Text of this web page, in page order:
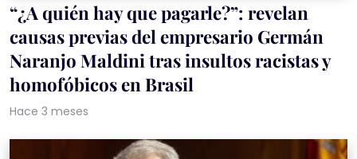
“¿A quién hay que pagarle?”: revelan
causas previas del empresario Germán
Naranjo Maldini tras insultos racistas y
homofóbicos en Brasil
Hace 3 meses